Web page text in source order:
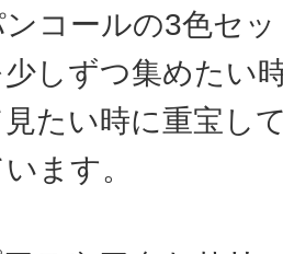
コールの3色セ
しずつ集めたい
たい時に重宝し
ます。